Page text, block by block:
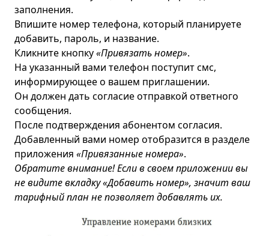
заполнения.
Впишите номер телефона, который планируете
добавить, пароль, и название.
Кликните кнопку«Привязать номер».
На указанный вами телефон поступит смс,
информирующее о вашем приглашении.
Он должен дать согласие отправкой ответного
сообщения.
После подтверждения абонентом согласия.
Добавленный вами номер отобразится в разделе
приложения «Привязанные номера».
Обратите внимание! Если в своем приложении вы
не видите вкладку «Добавить номер», значит ваш
тарифный план не позволяет добавлять их.